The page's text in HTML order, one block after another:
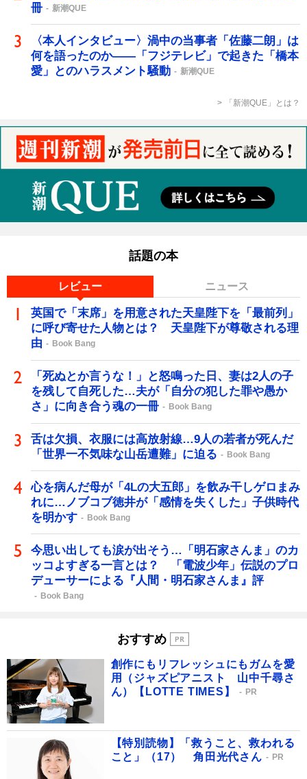
冊
新潮QUE
〈本人インタビュー〉渦中の当事者「佐藤二朗」は
何を語ったのか――「フジテレビ」で起きた「橋本
愛」とのハラスメント騒動
新潮QUE
「新潮QUE」とは？
話題の本
レビュー ニュース
英国で「末席」を用意された天皇陛下を「最前列」
に呼び寄せた人物とは？ 天皇陛下が尊敬される理
由
Book Bang
「死ぬとか言うな！」と怒鳴った日、妻は2人の子
を残して自死した…夫が「自分の犯した罪や愚か
さ」に向き合う魂の一冊
Book Bang
舌は欠損、衣服には高放射線…9人の若者が死んだ
「世界一不気味な山岳遭難」に迫る
Book Bang
心を病んだ母が「4Lの大五郎」を飲み干しゲロまみ
れに…ノブコブ徳井が「感情を失くした」子供時代
を明かす
Book Bang
今思い出しても涙が出そう…「明石家さんま」のカ
ッコよすぎる一言とは？ 「電波少年」伝説のプロ
デューサーによる『人間・明石家さんま』評
Book Bang
おすすめ
創作にもリフレッシュにもガムを愛
用（ジャズピアニスト 山中千尋さ
ん）【LOTTE TIMES】
PR
【特別読物】「救うこと、救われる
こと」（17） 角田光代さん
PR